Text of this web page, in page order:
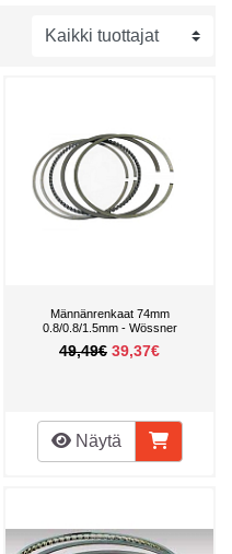
Männänrenkaat 74mm
0.8/0.8/1.5mm - Wössner
49,49€ 39,37€
Näytä